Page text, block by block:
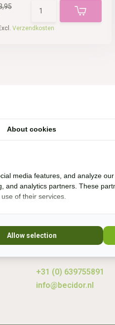
Verzendkosten
Vragen?
Ik ben het best te
Ik help je graag. Ik
10 jaar ijzerloos en
paradise. Sinds 20
+31 (0) 639755891
info@becidor.nl
About cookies
media features, and analyze
and analytics partners. These
of their services.
Allow selection